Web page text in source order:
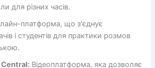
для різних часів.
платформа, що з'єднує
і студентів для практики розмов
Відеоплатформа, яка дозволяє